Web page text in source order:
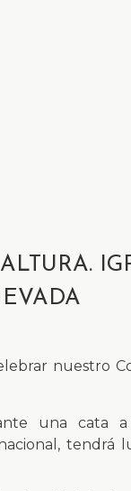
nuestro
una cata a
tendrá